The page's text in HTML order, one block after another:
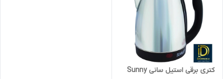
کتری برقی استیل سانی Sunny